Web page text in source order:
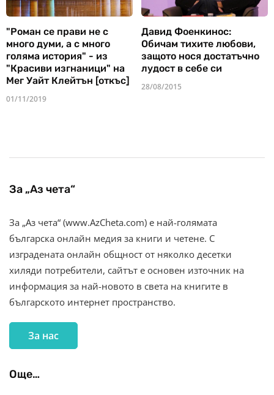
"Роман се прави не с
много думи, а с много
голяма история" - из
"Красиви изгнаници" на
Мег Уайт Клейтън [откъс]
01/11/2019
Давид Фоенкинос:
Обичам тихите любови,
защото нося достатъчно
лудост в себе си
28/08/2015
За „Аз чета“
За „Аз чета“ (www.AzCheta.com) е най-голямата
българска онлайн медия за книги и четене. С
изградената онлайн общност от няколко десетки
хиляди потребители, сайтът е основен източник на
информация за най-новото в света на книгите в
българското интернет пространство.
За нас
Още…